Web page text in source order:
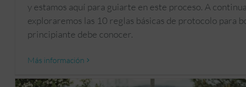
y estamos aquí para guiarte en este proceso. A
exploraremos las 10 reglas básicas de protocolo para
principiante debe conocer.
Más información